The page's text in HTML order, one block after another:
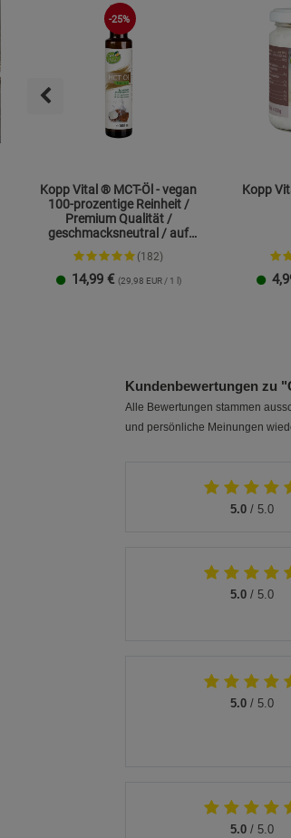
-25%
Kopp Vital ® MCT-Öl - vegan
100-prozentige Reinheit /
Premium Qualität /
geschmacksneutral / auf
Kokosölbasis
(182)
14,99 € (29,98 EUR / 1 l)
Kopp Vital ® Bio-
Kundenbewertungen zu
Alle Bewertungen stammen
und persönliche Meinungen
5.0/ 5.0
5.0/ 5.0
5.0/ 5.0
5.0/ 5.0